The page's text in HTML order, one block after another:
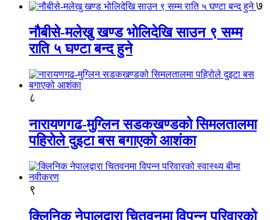
७
नौबीसे-मलेखु खण्ड भोलिदेखि साउन ९ सम्म
राति ५ घण्टा बन्द हुने
८
नारायणगढ-मुग्लिन सडकखण्डको सिमलतालमा
पहिरोले दुइटा बस बगाएको आशंका
९
क्लिनिक नेपालद्वारा चितवनमा विपन्न परिवारको